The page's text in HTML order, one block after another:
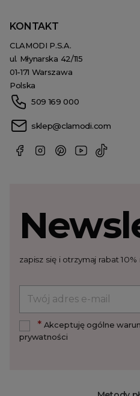
KONTAKT
CLAMODI P.S.A.
ul. Młynarska 42/115
01-171 Warszawa
Polska
509 169 000
sklep@clamodi.com
zapisz się i otrzymaj rabat
*Akceptuję ogólne
prywatności